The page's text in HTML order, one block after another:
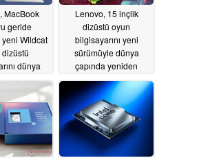
MacBook
geride
yeni Wildcat
dizüstü
dünya
05/23/2026
Lenovo, 15 inçlik
dizüstü oyun
bilgisayarını yeni
sürümüyle dünya
çapında yeniden
piyasaya sürüyor
05/23/2026